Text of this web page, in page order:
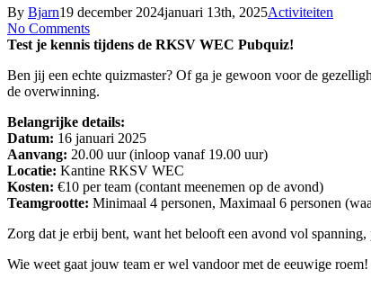
By Bjarn19 december 2024januari 13th, 2025Activiteiten
No Comments
Test je kennis tijdens de RKSV WEC Pubquiz!
Ben jij een echte quizmaster? Of ga je gewoon voor de
de overwinning.
Belangrijke details:
Datum: 16 januari 2025
Aanvang: 20.00 uur (inloop vanaf 19.00 uur)
Locatie: Kantine RKSV WEC
Kosten: €10 per team (contant meenemen op de avond)
Teamgrootte: Minimaal 4 personen, Maximaal 6 personen
Zorg dat je erbij bent, want het belooft een avond vol
Wie weet gaat jouw team er wel vandoor met de eeuwige roem!